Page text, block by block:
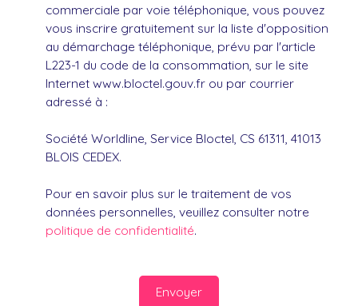
commerciale par voie téléphonique, vous pouvez
vous inscrire gratuitement sur la liste d'opposition
au démarchage téléphonique, prévu par l'article
L223-1 du code de la consommation, sur le site
Internet www.bloctel.gouv.fr ou par courrier
adressé à :
Société Worldline, Service Bloctel, CS 61311, 41013
BLOIS CEDEX.
Pour en savoir plus sur le traitement de vos
données personnelles, veuillez consulter notre
politique de confidentialité.
Envoyer